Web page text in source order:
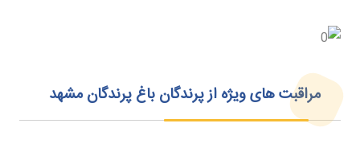
مراقبت های ویژه از پرندگان باغ پرندگان مشهد